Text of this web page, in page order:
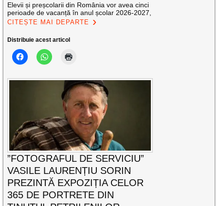
Elevii și preșcolarii din România vor avea cinci
perioade de vacanță în anul școlar 2026-2027,
CITEȘTE MAI DEPARTE
Distribuie acest articol
”FOTOGRAFUL DE SERVICIU”
VASILE LAURENȚIU SORIN
PREZINTĂ EXPOZIȚIA CELOR
365 DE PORTRETE DIN